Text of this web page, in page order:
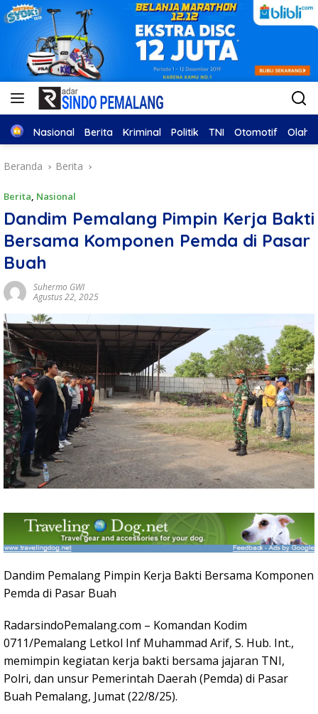
Home
Nasional Berita Kriminal Politik TNI Otomotif
Beranda Berita
Berita, Nasional
Dandim Pemalang Pimpin Kerja Bakti
Bersama Komponen Pemda di Pasar
Buah
Suhermo GWI
Agustus 22, 2025
Dandim Pemalang Pimpin Kerja Bakti Bersama Komponen
Pemda di Pasar Buah
RadarsindoPemalang.com – Komandan Kodim
0711/Pemalang Letkol Inf Muhammad Arif, S. Hub. Int.,
memimpin kegiatan kerja bakti bersama jajaran TNI,
Polri, dan unsur Pemerintah Daerah (Pemda) di Pasar
Buah Pemalang, Jumat (22/8/25).